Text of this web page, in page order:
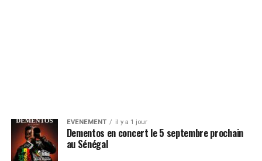
EVENEMENT il y a 1 jour
Dementos en concert le 5 septembre prochain
au Sénégal